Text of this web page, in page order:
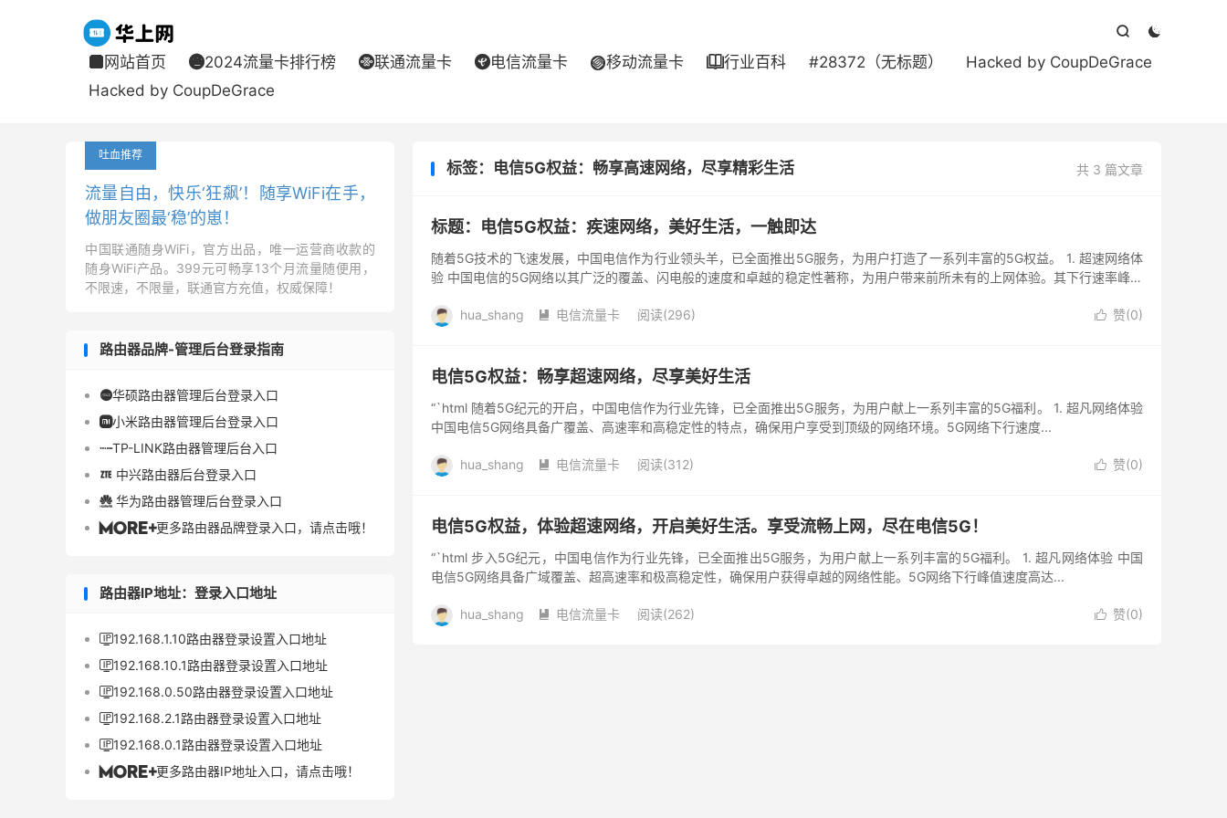


 网站首页 2024流量卡排行榜 联通流量卡 电信流量卡 移动流量卡 行业百科 #28372（无标题）
Hacked by CoupDeGrace
Hacked by CoupDeGrace
共 3 篇文章
标签：电信5G权益：畅享高速网络，尽享精彩生活
标题：电信5G权益：疾速网络，美好生活，一触即达
随着5G技术的飞速发展，中国电信作为行业领头羊，已全面推出5G服务，为用户打造了一系列丰富的5G权益。 1. 超速网络体
验 中国电信的5G网络以其广泛的覆盖、闪电般的速度和卓越的稳定性著称，为用户带来前所未有的上网体验。其下行速率峰值
 赞(0)
hua_shang  电信流量卡 阅读(296)
电信5G权益：畅享超速网络，尽享美好生活
“`html 随着5G纪元的开启，中国电信作为行业先锋，已全面推出5G服务，为用户献上一系列丰富的5G福利。 1. 超凡网络体验
中国电信5G网络具备广覆盖、高速率和高稳定性的特点，确保用户享受到顶级的网络环境。5G网络下行速度...
 赞(0)
hua_shang  电信流量卡 阅读(312)
电信5G权益，体验超速网络，开启美好生活。享受流畅上网，尽在电信5G！
“`html 步入5G纪元，中国电信作为行业先锋，已全面推出5G服务，为用户献上一系列丰富的5G福利。 1. 超凡网络体验 中国
电信5G网络具备广域覆盖、超高速率和极高稳定性，确保用户获得卓越的网络性能。5G网络下行峰值速度高达...
 赞(0)
hua_shang  电信流量卡 阅读(262)
吐血推荐
流量自由，快乐‘狂飙’！随享WiFi在手，
做朋友圈最‘稳’的崽！
中国联通随身WiFi，官方出品，唯一运营商收款的
随身WiFi产品。399元可畅享13个月流量随便用，
不限速，不限量，联通官方充值，权威保障！
路由器品牌-管理后台登录指南
华硕路由器管理后台登录入口
小米路由器管理后台登录入口
TP-LINK路由器管理后台入口
 中兴路由器后台登录入口
 华为路由器管理后台登录入口
更多路由器品牌登录入口，请点击哦！
路由器IP地址：登录入口地址
192.168.1.10路由器登录设置入口地址
192.168.10.1路由器登录设置入口地址
192.168.0.50路由器登录设置入口地址
192.168.2.1路由器登录设置入口地址
192.168.0.1路由器登录设置入口地址
更多路由器IP地址入口，请点击哦！